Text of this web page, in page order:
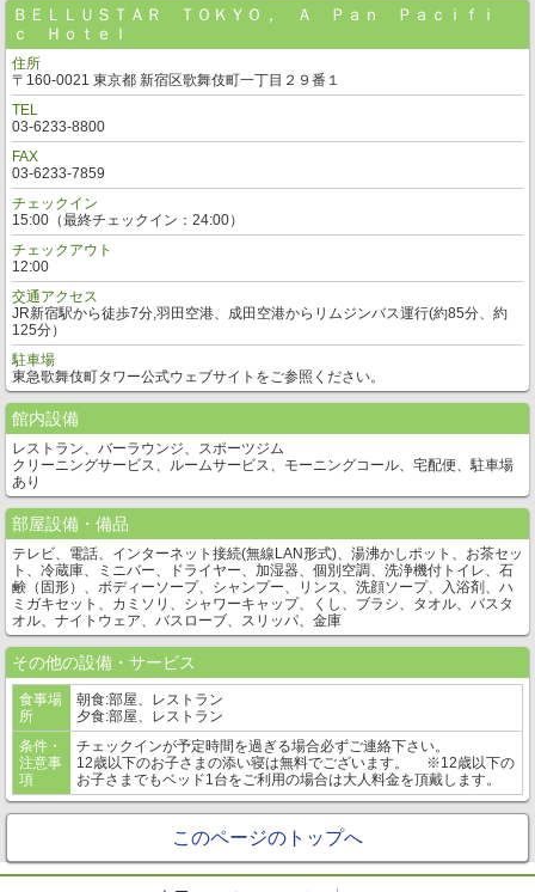
ＢＥＬＬＵＳＴＡＲ ＴＯＫＹＯ， Ａ Ｐａｎ Ｐａｃｉｆｉ
ｃ Ｈｏｔｅｌ
住所
〒160-0021 東京都 新宿区歌舞伎町一丁目２９番１
TEL
03-6233-8800
FAX
03-6233-7859
チェックイン
15:00（最終チェックイン：24:00）
チェックアウト
12:00
交通アクセス
JR新宿駅から徒歩7分,羽田空港、成田空港からリムジンバス運行(約85分、約
125分）
駐車場
東急歌舞伎町タワー公式ウェブサイトをご参照ください。
館内設備
レストラン、バーラウンジ、スポーツジム
クリーニングサービス、ルームサービス、モーニングコール、宅配便、駐車場
あり
部屋設備・備品
テレビ、電話、インターネット接続(無線LAN形式)、湯沸かしポット、お茶セッ
ト、冷蔵庫、ミニバー、ドライヤー、加湿器、個別空調、洗浄機付トイレ、石
鹸（固形）、ボディーソープ、シャンプー、リンス、洗顔ソープ、入浴剤、ハ
ミガキセット、カミソリ、シャワーキャップ、くし、ブラシ、タオル、バスタ
オル、ナイトウェア、バスローブ、スリッパ、金庫
その他の設備・サービス
食事場
所
朝食:部屋、レストラン
夕食:部屋、レストラン
条件・
注意事
項
チェックインが予定時間を過ぎる場合必ずご連絡下さい。
12歳以下のお子さまの添い寝は無料でございます。 ※12歳以下の
お子さまでもベッド1台をご利用の場合は大人料金を頂戴します。
このページのトップへ